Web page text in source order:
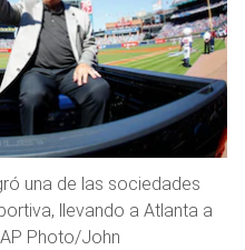
una de las sociedades
llevando a Atlanta a
Photo/John